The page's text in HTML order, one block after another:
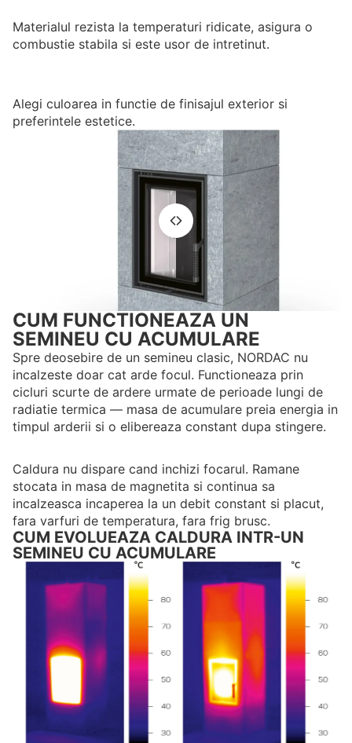
Materialul rezista la temperaturi ridicate, asigura o
combustie stabila si este usor de intretinut.
Alegi culoarea in functie de finisajul exterior si
preferintele estetice.
CUM FUNCTIONEAZA UN
SEMINEU CU ACUMULARE
Spre deosebire de un semineu clasic, NORDAC nu
incalzeste doar cat arde focul. Functioneaza prin
cicluri scurte de ardere urmate de perioade lungi de
radiatie termica — masa de acumulare preia energia in
timpul arderii si o elibereaza constant dupa stingere.
Caldura nu dispare cand inchizi focarul. Ramane
stocata in masa de magnetita si continua sa
incalzeasca incaperea la un debit constant si placut,
fara varfuri de temperatura, fara frig brusc.
CUM EVOLUEAZA CALDURA INTR-UN
SEMINEU CU ACUMULARE